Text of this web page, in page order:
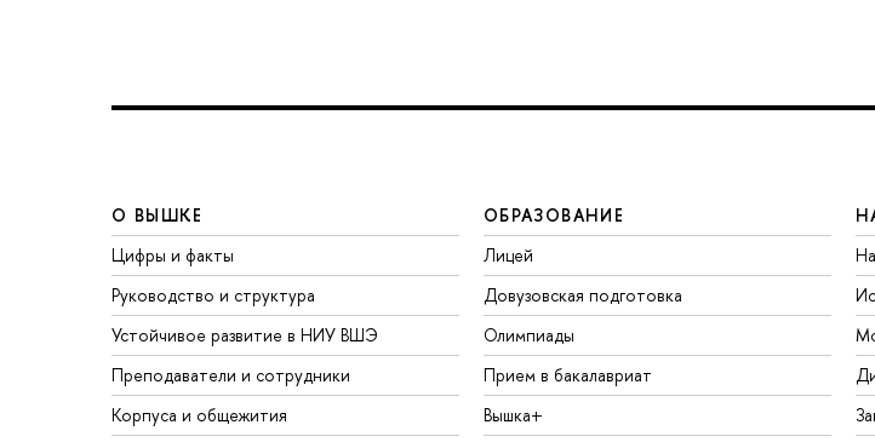
О ВЫШКЕ
Цифры и факты
Руководство и структура
Устойчивое развитие в НИУ ВШЭ
Преподаватели и сотрудники
Корпуса и общежития
ОБРАЗОВАНИЕ
Лицей
Довузовская подготовка
Олимпиады
Прием в бакалавриат
Вышка+